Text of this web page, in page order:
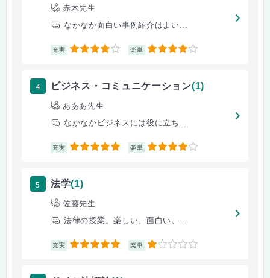
赤木先生
なかなか面白い事例紹介はよい...
充実 4 楽単 4
4 ビジネス・コミュニケーション(1)
あああ先生
なかなかビジネスには役に立ち...
充実 5 楽単 4
5 法学(1)
佐藤先生
法律の授業。楽しい。面白い。...
充実 5 楽単 1